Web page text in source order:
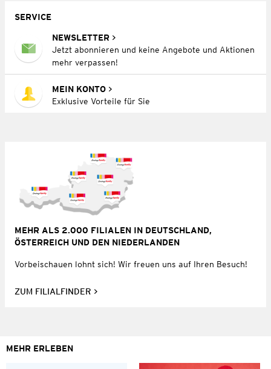
SERVICE
NEWSLETTER
Jetzt abonnieren und keine Angebote und Aktionen
mehr verpassen!
MEIN KONTO
Exklusive Vorteile für Sie
MEHR ALS 2.000 FILIALEN IN DEUTSCHLAND,
ÖSTERREICH UND DEN NIEDERLANDEN
Vorbeischauen lohnt sich! Wir freuen uns auf Ihren Besuch!
ZUM FILIALFINDER
MEHR ERLEBEN